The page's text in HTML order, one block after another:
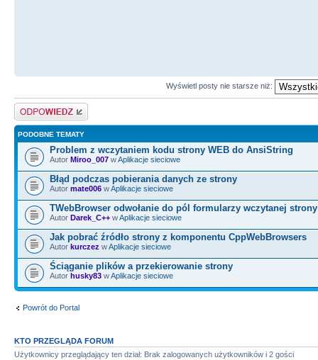
Wyświetl posty nie starsze niż:
Odpowiedz
PODOBNE TEMATY
Problem z wczytaniem kodu strony WEB do AnsiString
Autor Miroo_007 wAplikacje sieciowe
Błąd podczas pobierania danych ze strony
Autor mate006 wAplikacje sieciowe
TWebBrowser odwołanie do pól formularzy wczytanej
Autor Darek_C++ wAplikacje sieciowe
Jak pobrać źródło strony z komponentu CppWebBrowsers
Autor kurczez wAplikacje sieciowe
Ściąganie plików a przekierowanie strony
Autor husky83 wAplikacje sieciowe
Powrót do Portal
KTO PRZEGLĄDA FORUM
Użytkownicy przeglądający ten dział: Brak zalogowanych użytkowników i 2 gości